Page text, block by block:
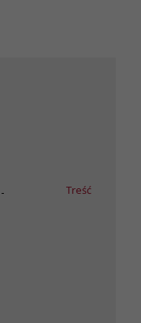
- Treść